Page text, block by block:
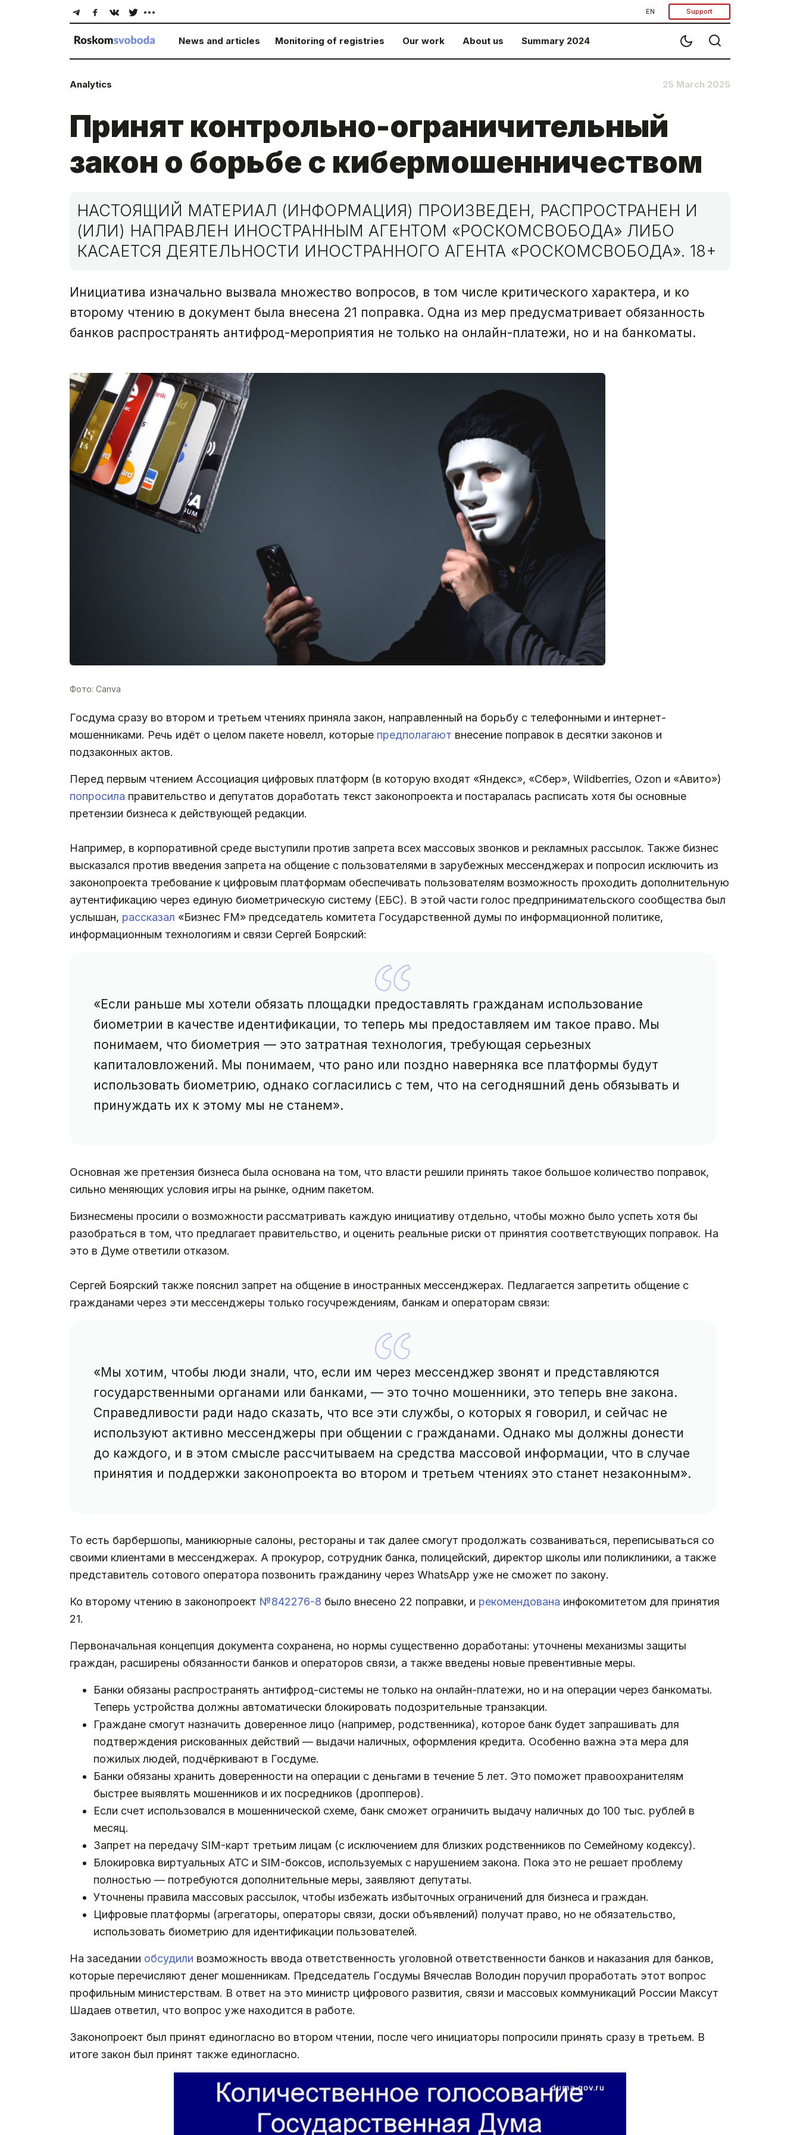
EN Support
News and articles Monitoring of registries Our work About us Summary 2024
Analytics 25 March 2025
Принят контрольно-ограничительный
закон о борьбе с кибермошенничеством
НАСТОЯЩИЙ МАТЕРИАЛ (ИНФОРМАЦИЯ) ПРОИЗВЕДЕН, РАСПРОСТРАНЕН И
(ИЛИ) НАПРАВЛЕН ИНОСТРАННЫМ АГЕНТОМ «РОСКОМСВОБОДА» ЛИБО
КАСАЕТСЯ ДЕЯТЕЛЬНОСТИ ИНОСТРАННОГО АГЕНТА «РОСКОМСВОБОДА». 18+
Инициатива изначально вызвала множество вопросов, в том числе критического характера, и ко
второму чтению в документ была внесена 21 поправка. Одна из мер предусматривает обязанность
банков распространять антифрод-мероприятия не только на онлайн-платежи, но и на банкоматы.
Фото: Canva
Госдума сразу во втором и третьем чтениях приняла закон, направленный на борьбу с телефонными и интернет-
мошенниками. Речь идёт о целом пакете новелл, которые предполагают внесение поправок в десятки законов и
подзаконных актов.
Перед первым чтением Ассоциация цифровых платформ (в которую входят «Яндекс», «Сбер», Wildberries, Ozon и «Авито»)
попросила правительство и депутатов доработать текст законопроекта и постаралась расписать хотя бы основные
претензии бизнеса к действующей редакции.
Например, в корпоративной среде выступили против запрета всех массовых звонков и рекламных рассылок. Также бизнес
высказался против введения запрета на общение с пользователями в зарубежных мессенджерах и попросил исключить из
законопроекта требование к цифровым платформам обеспечивать пользователям возможность проходить дополнительную
аутентификацию через единую биометрическую систему (ЕБС). В этой части голос предпринимательского сообщества был
услышан, рассказал «Бизнес FM» председатель комитета Государственной думы по информационной политике,
информационным технологиям и связи Сергей Боярский:
«Если раньше мы хотели обязать площадки предоставлять гражданам использование
биометрии в качестве идентификации, то теперь мы предоставляем им такое право. Мы
понимаем, что биометрия — это затратная технология, требующая серьезных
капиталовложений. Мы понимаем, что рано или поздно наверняка все платформы будут
использовать биометрию, однако согласились с тем, что на сегодняшний день обязывать и
принуждать их к этому мы не станем».
Основная же претензия бизнеса была основана на том, что власти решили принять такое большое количество поправок,
сильно меняющих условия игры на рынке, одним пакетом.
Бизнесмены просили о возможности рассматривать каждую инициативу отдельно, чтобы можно было успеть хотя бы
разобраться в том, что предлагает правительство, и оценить реальные риски от принятия соответствующих поправок. На
это в Думе ответили отказом.
Сергей Боярский также пояснил запрет на общение в иностранных мессенджерах. Педлагается запретить общение с
гражданами через эти мессенджеры только госучреждениям, банкам и операторам связи:
«Мы хотим, чтобы люди знали, что, если им через мессенджер звонят и представляются
государственными органами или банками, — это точно мошенники, это теперь вне закона.
Справедливости ради надо сказать, что все эти службы, о которых я говорил, и сейчас не
используют активно мессенджеры при общении с гражданами. Однако мы должны донести
до каждого, и в этом смысле рассчитываем на средства массовой информации, что в случае
принятия и поддержки законопроекта во втором и третьем чтениях это станет незаконным».
То есть барбершопы, маникюрные салоны, рестораны и так далее смогут продолжать созваниваться, переписываться со
своими клиентами в мессенджерах. А прокурор, сотрудник банка, полицейский, директор школы или поликлиники, а также
представитель сотового оператора позвонить гражданину через WhatsApp уже не сможет по закону.
Ко второму чтению в законопроект №842276-8 было внесено 22 поправки, и рекомендована инфокомитетом для принятия
21.
Первоначальная концепция документа сохранена, но нормы существенно доработаны: уточнены механизмы защиты
граждан, расширены обязанности банков и операторов связи, а также введены новые превентивные меры.
Банки обязаны распространять антифрод-системы не только на онлайн-платежи, но и на операции через банкоматы.
Теперь устройства должны автоматически блокировать подозрительные транзакции.
Граждане смогут назначить доверенное лицо (например, родственника), которое банк будет запрашивать для
подтверждения рискованных действий — выдачи наличных, оформления кредита. Особенно важна эта мера для
пожилых людей, подчёркивают в Госдуме.
Банки обязаны хранить доверенности на операции с деньгами в течение 5 лет. Это поможет правоохранителям
быстрее выявлять мошенников и их посредников (дропперов).
Если счет использовался в мошеннической схеме, банк сможет ограничить выдачу наличных до 100 тыс. рублей в
месяц.
Запрет на передачу SIM-карт третьим лицам (с исключением для близких родственников по Семейному кодексу).
Блокировка виртуальных АТС и SIM-боксов, используемых с нарушением закона. Пока это не решает проблему
полностью — потребуются дополнительные меры, заявляют депутаты.
Уточнены правила массовых рассылок, чтобы избежать избыточных ограничений для бизнеса и граждан.
Цифровые платформы (агрегаторы, операторы связи, доски объявлений) получат право, но не обязательство,
использовать биометрию для идентификации пользователей.
На заседании обсудили возможность ввода ответственность уголовной ответственности банков и наказания для банков,
которые перечисляют денег мошенникам. Председатель Госдумы Вячеслав Володин поручил проработать этот вопрос
профильным министерствам. В ответ на это министр цифрового развития, связи и массовых коммуникаций России Максут
Шадаев ответил, что вопрос уже находится в работе.
Законопроект был принят единогласно во втором чтении, после чего инициаторы попросили принять сразу в третьем. В
итоге закон был принят также единогласно.